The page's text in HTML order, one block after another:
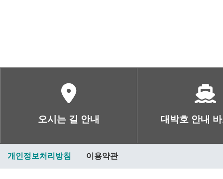
오시는 길 안내 대박호 안내
개인정보처리방침 이용약관